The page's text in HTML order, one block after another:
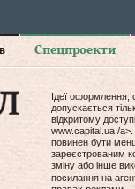
Спецпроекти
Ідеї оформлення,
допускається
відкритому
www.capital.ua /
повинен бути
зареєстрованим
зміну або інше
посилання на